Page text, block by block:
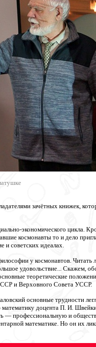
зачётных книжек,
экономического цикла.
космонавты то и дело
и советских идеалах.
у космонавтов. Читать
удовольствие... Скажем,
теоретические
и Верховного Совета УССР.
основные трудности
доцента П. И.
— профессиональную и
математике. Но он их